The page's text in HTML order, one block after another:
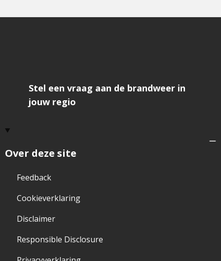
Over deze site
Feedback
Cookieverklaring
Disclaimer
Responsible Disclosure
Stel een vraag aan de brandweer in
jouw regio